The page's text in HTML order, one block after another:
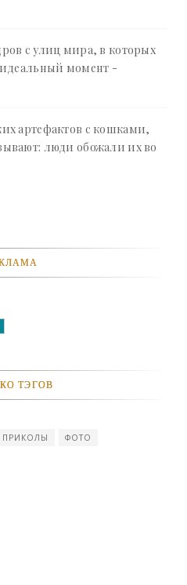
с улиц мира, в которых
идеальный момент -
артефактов с кошками,
люди обожали их во
ТЭГОВ
ПРИКОЛЫ
ФОТО